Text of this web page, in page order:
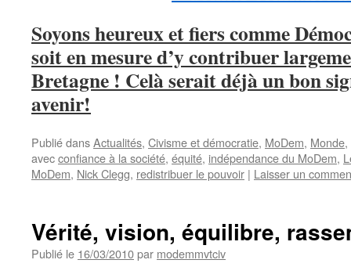
Soyons heureux et fiers comme
soit en mesure d’y contribuer
Bretagne ! Celà serait déjà un bon
avenir!
Publié dansActualités, Civisme et démocratie, MoDem, Monde,
avecconfiance à la société, équité, indépendance du MoDem,
MoDem, Nick Clegg, redistribuer le pouvoir | Laisser un
Vérité, vision, équilibre,
Publié le 16/03/2010par modemmvtciv